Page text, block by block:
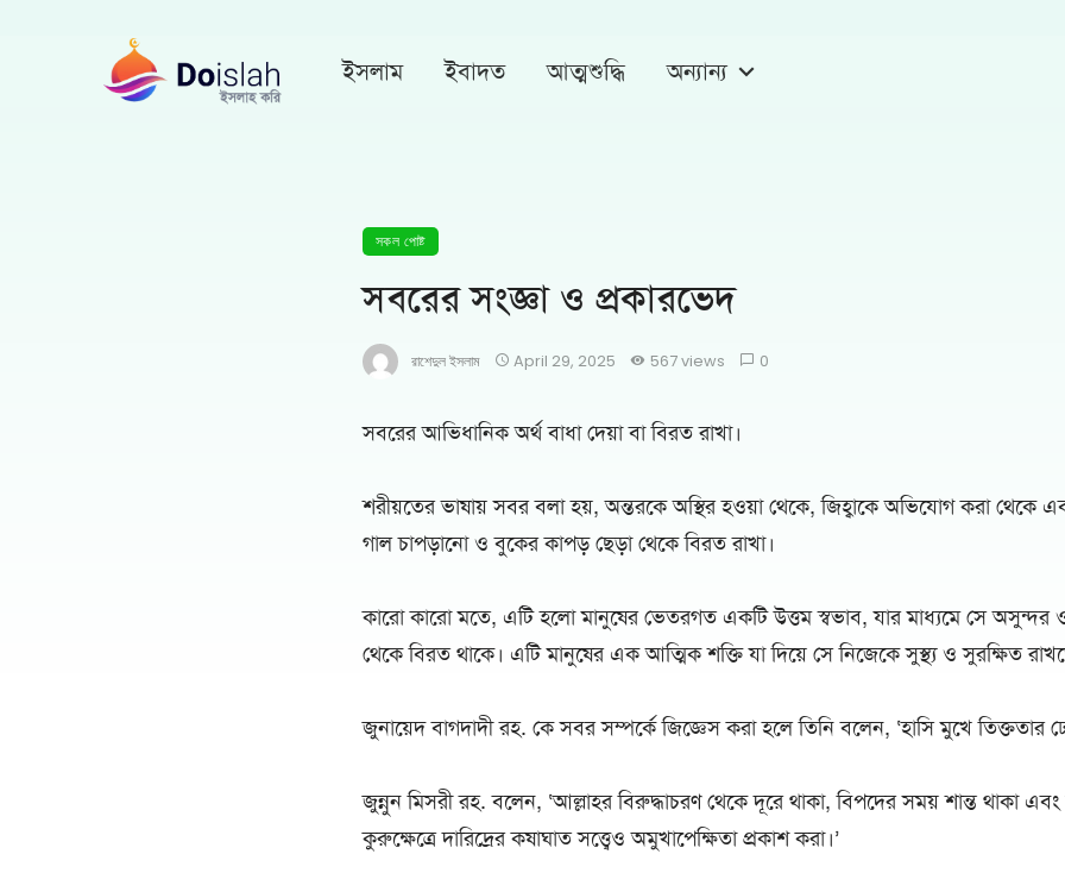
ইসলাম ইবাদত আত্মশুদ্ধি অন্যান্য
সকল পোষ্ট
সবরের সংজ্ঞা ও প্রকারভেদ
রাশেদুল ইসলাম April 29, 2025 567 views 0
সবরের আভিধানিক অর্থ বাধা দেয়া বা বিরত রাখা।
শরীয়তের ভাষায় সবর বলা হয়, অন্তরকে অস্থির হওয়া থেকে, জিহ্বাকে অভিযোগ করা থেকে
গাল চাপড়ানো ও বুকের কাপড় ছেড়া থেকে বিরত রাখা।
কারো কারো মতে, এটি হলো মানুষের ভেতরগত একটি উত্তম স্বভাব, যার মাধ্যমে সে অসুন্দর
থেকে বিরত থাকে। এটি মানুষের এক আত্মিক শক্তি যা দিয়ে সে নিজেকে সুস্থ্য ও সুরক্ষিত
জুনায়েদ বাগদাদী রহ. কে সবর সম্পর্কে জিজ্ঞেস করা হলে তিনি বলেন, ‘হাসি মুখে তিক্ততার
জুন্নুন মিসরী রহ. বলেন, ‘আল্লাহর বিরুদ্ধাচরণ থেকে দূরে থাকা, বিপদের সময় শান্ত থাকা
কুরুক্ষেত্রে দারিদ্রের কষাঘাত সত্ত্বেও অমুখাপেক্ষিতা প্রকাশ করা।’